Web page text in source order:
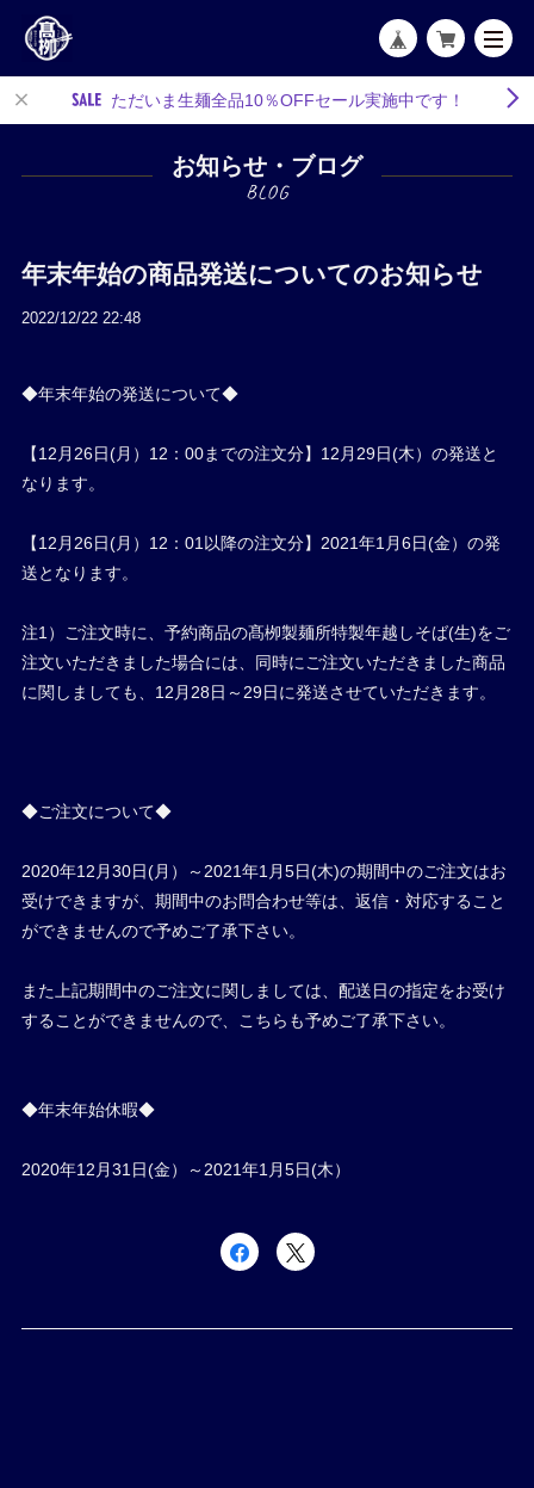
ただいま生麺全品10％OFFセール実施中です！
お知らせ・ブログ
年末年始の商品発送についてのお知らせ
2022/12/22 22:48
◆年末年始の発送について◆
【12月26日(月）12：00までの注文分】12月29日(木）の発送と
なります。
【12月26日(月）12：01以降の注文分】2021年1月6日(金）の発
送となります。
注1）ご注文時に、予約商品の髙栁製麺所特製年越しそば(生)をご
注文いただきました場合には、同時にご注文いただきました商品
に関しましても、12月28日～29日に発送させていただきます。
◆ご注文について◆
2020年12月30日(月）～2021年1月5日(木)の期間中のご注文はお
受けできますが、期間中のお問合わせ等は、返信・対応すること
ができませんので予めご了承下さい。
また上記期間中のご注文に関しましては、配送日の指定をお受け
することができませんので、こちらも予めご了承下さい。
◆年末年始休暇◆
2020年12月31日(金）～2021年1月5日(木）